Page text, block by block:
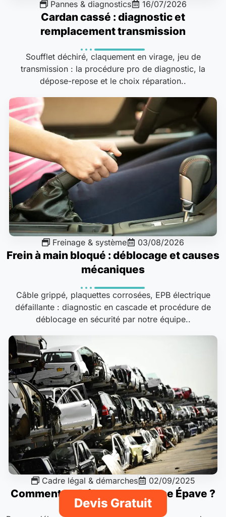
Pannes & diagnostics 16/07/2026
Cardan cassé : diagnostic et
remplacement transmission
Soufflet déchiré, claquement en virage, jeu de
transmission : la procédure pro de diagnostic, la
dépose-repose et le choix réparation..
Freinage & système 03/08/2026
Frein à main bloqué : déblocage et causes
mécaniques
Câble grippé, plaquettes corrosées, EPB électrique
défaillante : diagnostic en cascade et procédure de
déblocage en sécurité par notre équipe..
Cadre légal & démarches 02/09/2025
Comment se Débarrasser d’une Épave ?
Devis Gratuit